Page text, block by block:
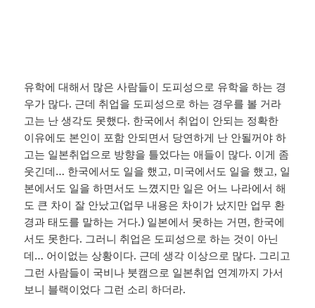
유학에 대해서 많은 사람들이 도피성으로 유학을 하는 경
우가 많다. 근데 취업을 도피성으로 하는 경우를 볼 거라
고는 난 생각도 못했다. 한국에서 취업이 안되는 정확한
이유에도 본인이 포함 안되면서 당연하게 난 안될꺼야 하
고는 일본취업으로 방향을 틀었다는 애들이 많다. 이게 좀
웃긴데… 한국에서도 일을 했고, 미국에서도 일을 했고, 일
본에서도 일을 하면서도 느꼈지만 일은 어느 나라에서 해
도 큰 차이 잘 안났고(업무 내용은 차이가 났지만 업무 환
경과 태도를 말하는 거다.) 일본에서 못하는 거면, 한국에
서도 못한다. 그러니 취업은 도피성으로 하는 것이 아닌
데… 어이없는 상황이다. 근데 생각 이상으로 많다. 그리고
그런 사람들이 국비나 붓캠으로 일본취업 연계까지 가서
보니 블랙이었다 그런 소리 하더라.